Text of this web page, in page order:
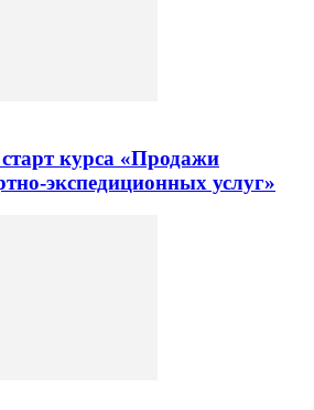
курса «Продажи
экспедиционных услуг»